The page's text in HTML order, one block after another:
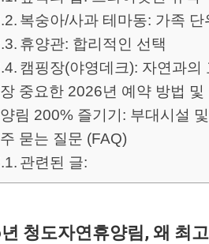
복숭아/사과 테마동: 가족 단
휴양관: 합리적인 선택
캠핑장(야영데크): 자연과의
중요한 2026년 예약 방법 및
림 200% 즐기기: 부대시설
묻는 질문 (FAQ)
관련된 글:
청도자연휴양림, 왜 최